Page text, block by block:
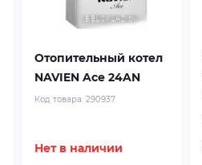
Отопительный котел
NAVIEN Ace 24AN
Код товара: 290937
Нет в наличии